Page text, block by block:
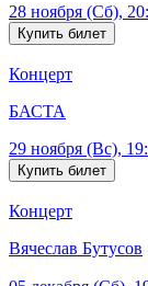
28 ноября (Сб),
Концерт
БАСТА
29 ноября (Вс),
Концерт
Вячеслав Бутусов